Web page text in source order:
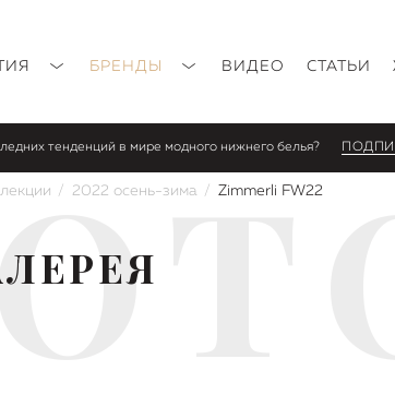
БРЕНДЫ ВИДЕО СТАТЬИ
тенденций в мире модного нижнего белья?
2022 осень-зима Zimmerli FW22